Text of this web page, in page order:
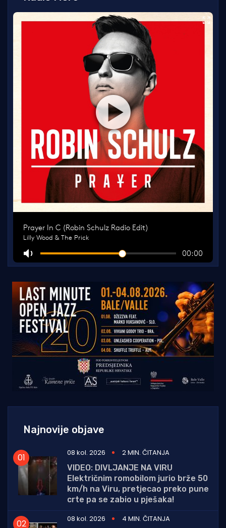
Najnovije objave
08 kol. 2026
2 MIN. ČITANJA
VIDEO: DIVLJANJE NA VIRU
Električnim romobilom jurio brže 50
km/h na Viru, pretjecao preko pune
crte pa se zabio u pješaka!
08 kol. 2026
4 MIN. ČITANJA